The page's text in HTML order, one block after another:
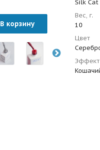
В корзину
Silk Cat
Вес, г.
10
Цвет
Эффект